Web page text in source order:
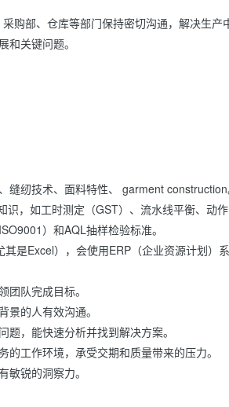
作进展和关键问题。